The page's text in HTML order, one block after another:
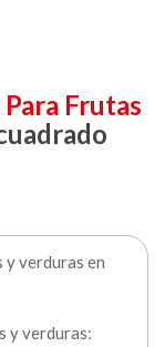
Frutas
verduras en
y verduras: